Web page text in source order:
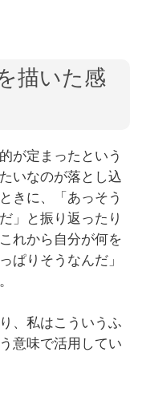
描いた感
が定まったという
いなのが落とし込
きに、「あっそう
」と振り返ったり
れから自分が何を
ぱりそうなんだ」
、私はこういうふ
意味で活用してい